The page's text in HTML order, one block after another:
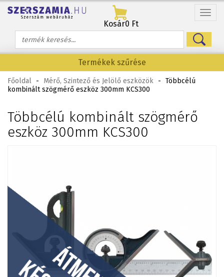
Menü
Kosár0 Ft
Termékek szűrése
Főoldal - Mérő, Szintező és Jelölő eszközök - Többcélú
kombinált szögmérő eszköz 300mm KCS300
Többcélú kombinált szögmérő
eszköz 300mm KCS300